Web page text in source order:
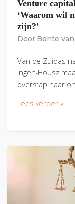
Venture
‘Waarom wil
zijn?’
Door Bente
Van de Zuidas
Ingen-Housz
overstap naar
Lees verder »